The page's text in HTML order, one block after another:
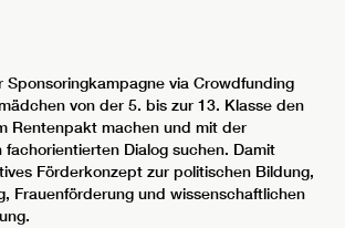
Sponsoringkampagne via Crowdfunding
von der 5. bis zur 13. Klasse den
Rentenpakt machen und mit der
Dialog suchen. Damit
Förderkonzept zur politischen Bildung,
Frauenförderung und wissenschaftlichen